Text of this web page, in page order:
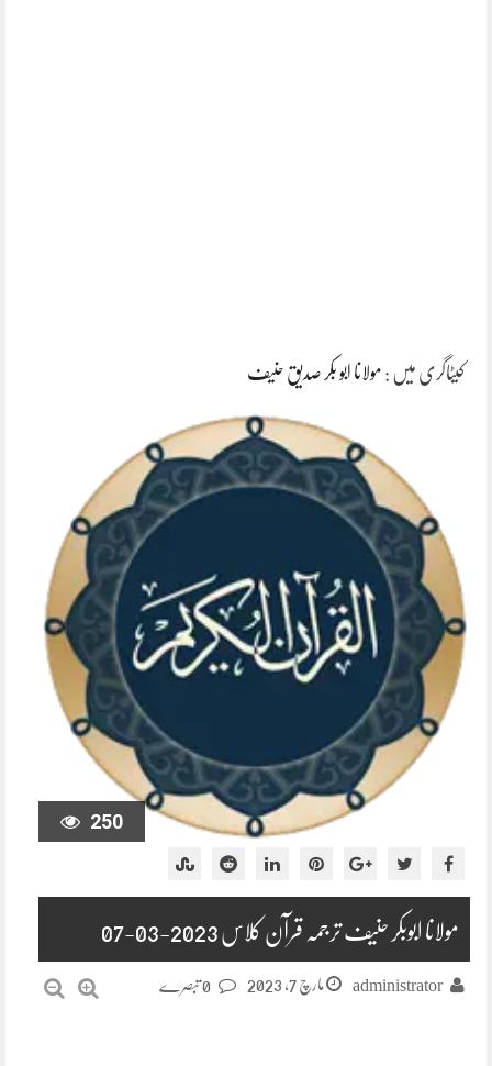
کیٹاگری میں : مولانا ابو بکر صدیق حنیف
250
مولانا ابوبکر حنیف ترجمہ قرآن کلاس 2023-03-07
administrator مارچ 7, 2023